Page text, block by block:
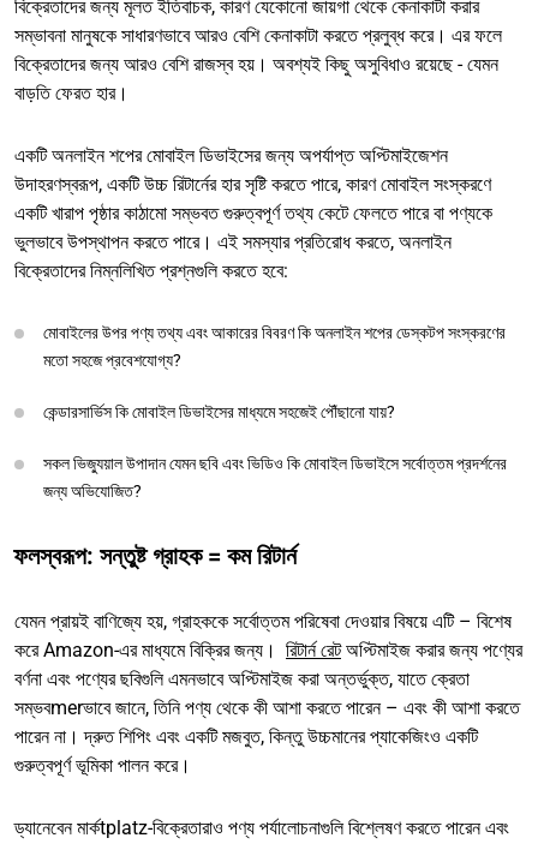
বিক্রেতাদের জন্য মূলত ইতিবাচক, কারণ যেকোনো জায়গা থেকে কেনাকাটা করার
সম্ভাবনা মানুষকে সাধারণভাবে আরও বেশি কেনাকাটা করতে প্রলুব্ধ করে। এর ফলে
বিক্রেতাদের জন্য আরও বেশি রাজস্ব হয়। অবশ্যই কিছু অসুবিধাও রয়েছে - যেমন
বাড়তি ফেরত হার।
একটি অনলাইন শপের মোবাইল ডিভাইসের জন্য অপর্যাপ্ত অপ্টিমাইজেশন
উদাহরণস্বরূপ, একটি উচ্চ রিটার্নের হার সৃষ্টি করতে পারে, কারণ মোবাইল সংস্করণে
একটি খারাপ পৃষ্ঠার কাঠামো সম্ভবত গুরুত্বপূর্ণ তথ্য কেটে ফেলতে পারে বা পণ্যকে
ভুলভাবে উপস্থাপন করতে পারে। এই সমস্যার প্রতিরোধ করতে, অনলাইন
বিক্রেতাদের নিম্নলিখিত প্রশ্নগুলি করতে হবে:
মোবাইলের উপর পণ্য তথ্য এবং আকারের বিবরণ কি অনলাইন শপের ডেস্কটপ সংস্করণের
মতো সহজে প্রবেশযোগ্য?
কেন্ডারসার্ভিস কি মোবাইল ডিভাইসের মাধ্যমে সহজেই পৌঁছানো যায়?
সকল ভিজ্যুয়াল উপাদান যেমন ছবি এবং ভিডিও কি মোবাইল ডিভাইসে সর্বোত্তম প্রদর্শনের
জন্য অভিযোজিত?
ফলস্বরূপ: সন্তুষ্ট গ্রাহক = কম রিটার্ন
যেমন প্রায়ই বাণিজ্যে হয়, গ্রাহককে সর্বোত্তম পরিষেবা দেওয়ার বিষয়ে এটি – বিশেষ
করে Amazon-এর মাধ্যমে বিক্রির জন্য। রিটার্ন রেটঅপ্টিমাইজ করার জন্য পণ্যের
বর্ণনা এবং পণ্যের ছবিগুলি এমনভাবে অপ্টিমাইজ করা অন্তর্ভুক্ত, যাতে ক্রেতা
সম্ভবmerভাবে জানে, তিনি পণ্য থেকে কী আশা করতে পারেন – এবং কী আশা করতে
পারেন না। দ্রুত শিপিং এবং একটি মজবুত, কিন্তু উচ্চমানের প্যাকেজিংও একটি
গুরুত্বপূর্ণ ভূমিকা পালন করে।
ড্যানেবেন মার্কtplatz-বিক্রেতারাও পণ্য পর্যালোচনাগুলি বিশ্লেষণ করতে পারেন এবং